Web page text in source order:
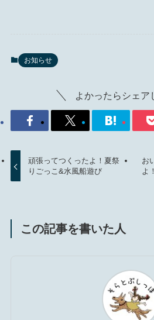
お知らせ
よかったらシェア
頑張ってつくったよ！夏祭
りごっこ&水風船遊び
お
よ
この記事を書いた人